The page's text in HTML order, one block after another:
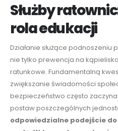
Służby
rola edukacji
Działanie służące
nie tylko prewencja na
ratunkowe. Fundamentalną
zwiększanie świadomości
bezpieczeństwo często
postaw poszczególnych
odpowiedzialne podejście